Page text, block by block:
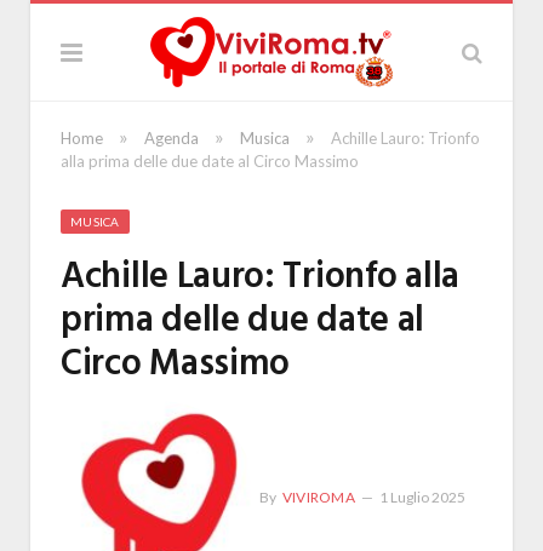
Home » Agenda » Musica »
Achille Lauro: Trionfo
alla prima delle due date al Circo Massimo
MUSICA
Achille Lauro: Trionfo alla
prima delle due date al
Circo Massimo
By VIVIROMA 1 Luglio 2025